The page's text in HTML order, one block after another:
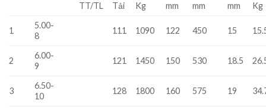
TT/TL Tải Kg mm mm mm Kg
1
5.00-
8
111 1090 122 450 15
2
6.00-
9
121 1450 150 530 18.5
3
6.50-
10
128 1800 160 575 19